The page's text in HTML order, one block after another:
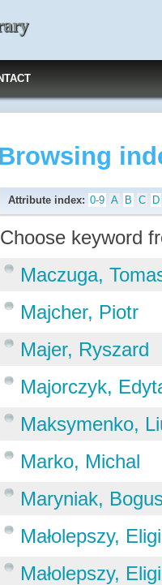
Browsing
Attribute index: 0-9 A B C D
Choose keyword
Maczuga,
Majcher, Piotr
Majer, Ryszard
Majorczyk,
Maksymenko,
Marko, Michal
Maryniak,
Małolepszy,
Małolepszy,